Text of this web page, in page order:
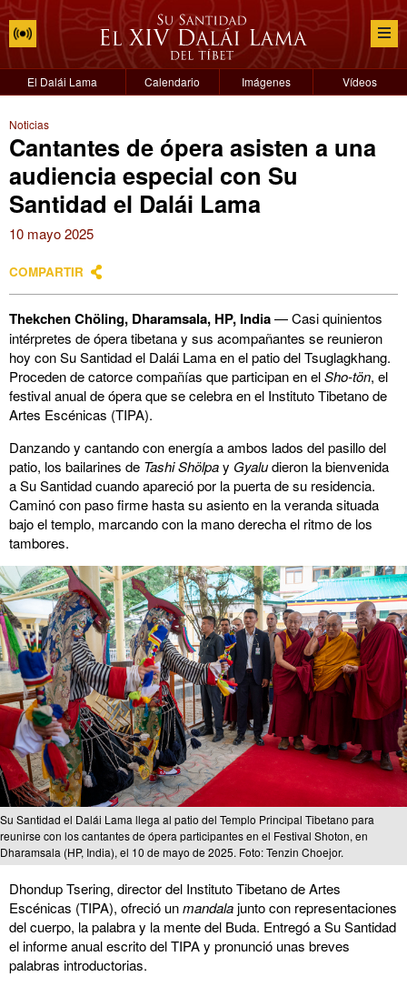
El Dalái Lama Calendario Imágenes Vídeos
Noticias
Cantantes de ópera asisten a una
audiencia especial con Su
Santidad el Dalái Lama
10 mayo 2025
COMPARTIR
Thekchen Chöling, Dharamsala, HP, India— Casi quinientos
intérpretes de ópera tibetana y sus acompañantes se reunieron
hoy con Su Santidad el Dalái Lama en el patio del Tsuglagkhang.
Proceden de catorce compañías que participan en elSho-tön, el
festival anual de ópera que se celebra en el Instituto Tibetano de
Artes Escénicas (TIPA).
Danzando y cantando con energía a ambos lados del pasillo del
patio, los bailarines de Tashi Shölpay Gyaludieron la bienvenida
a Su Santidad cuando apareció por la puerta de su residencia.
Caminó con paso firme hasta su asiento en la veranda situada
bajo el templo, marcando con la mano derecha el ritmo de los
tambores.
Su Santidad el Dalái Lama llega al patio del Templo Principal Tibetano para
reunirse con los cantantes de ópera participantes en el Festival Shoton, en
Dharamsala (HP, India), el 10 de mayo de 2025. Foto: Tenzin Choejor.
Dhondup Tsering, director del Instituto Tibetano de Artes
Escénicas (TIPA), ofreció unmandalajunto con representaciones
del cuerpo, la palabra y la mente del Buda. Entregó a Su Santidad
el informe anual escrito del TIPA y pronunció unas breves
palabras introductorias.